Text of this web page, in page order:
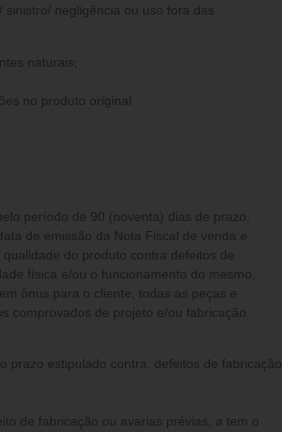
negligência ou uso fora das
naturais;
no produto original
período de 90 (noventa) dias de prazo,
de emissão da Nota Fiscal de venda e
do produto contra defeitos de
física e/ou o funcionamento do mesmo,
ônus para o cliente, todas as peças e
comprovados de projeto e/ou fabricação.
prazo estipulado contra: defeitos de fabricação
fabricação ou avarias prévias, a tem o